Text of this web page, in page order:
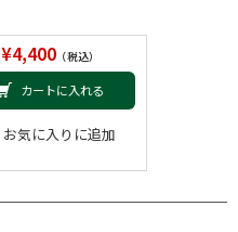
¥4,400（税込）
カートに入れる
お気に入りに追加